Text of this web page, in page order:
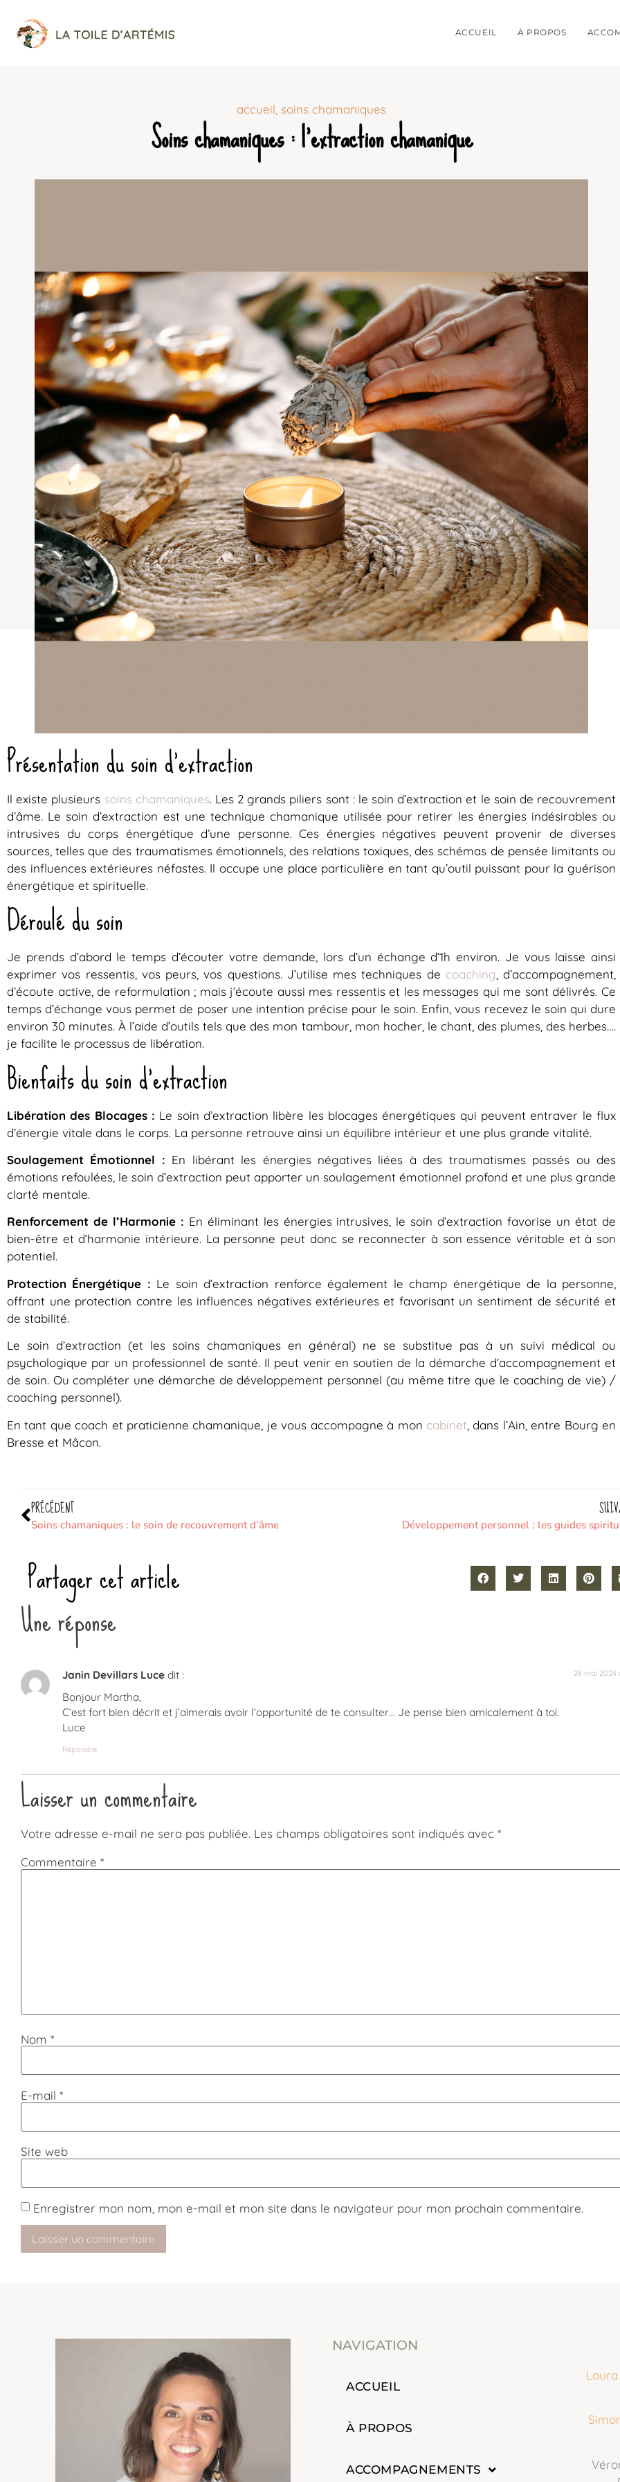
ACCUEIL À PROPOS
accueil soins chamaniques
Soins chamaniques : l’extraction chamanique
Présentation du soin d’extraction
Il existe plusieurs soins chamaniques. Les 2 grands piliers sont : le soin d’extraction et le soin de recouvrement
d’âme. Le soin d’extraction est une technique chamanique utilisée pour retirer les énergies indésirables ou
intrusives du corps énergétique d’une personne. Ces énergies négatives peuvent provenir de diverses
sources, telles que des traumatismes émotionnels, des relations toxiques, des schémas de pensée limitants ou
des influences extérieures néfastes. Il occupe une place particulière en tant qu’outil puissant pour la guérison
énergétique et spirituelle.
Déroulé du soin
Je prends d’abord le temps d’écouter votre demande, lors d’un échange d’1h environ. Je vous laisse ainsi
exprimer vos ressentis, vos peurs, vos questions. J’utilise mes techniques de coaching , d’accompagnement,
d’écoute active, de reformulation ; mais j’écoute aussi mes ressentis et les messages qui me sont délivrés. Ce
temps d’échange vous permet de poser une intention précise pour le soin. Enfin, vous recevez le soin qui dure
environ 30 minutes. À l’aide d’outils tels que des mon tambour, mon hocher, le chant, des plumes, des herbes….
je facilite le processus de libération.
Bienfaits du soin d’extraction
Libération des Blocages : Le soin d’extraction libère les blocages énergétiques qui peuvent entraver le flux
d’énergie vitale dans le corps. La personne retrouve ainsi un équilibre intérieur et une plus grande vitalité.
Soulagement Émotionnel : En libérant les énergies négatives liées à des traumatismes passés ou des
émotions refoulées, le soin d’extraction peut apporter un soulagement émotionnel profond et une plus grande
clarté mentale.
Renforcement de l’Harmonie : En éliminant les énergies intrusives, le soin d’extraction favorise un état de
bien-être et d’harmonie intérieure. La personne peut donc se reconnecter à son essence véritable et à son
potentiel.
Protection Énergétique : Le soin d’extraction renforce également le champ énergétique de la personne,
offrant une protection contre les influences négatives extérieures et favorisant un sentiment de sécurité et
de stabilité.
Le soin d’extraction (et les soins chamaniques en général) ne se substitue pas à un suivi médical ou
psychologique par un professionnel de santé. Il peut venir en soutien de la démarche d’accompagnement et
de soin. Ou compléter une démarche de développement personnel (au même titre que le coaching de vie) /
coaching personnel).
En tant que coach et praticienne chamanique, je vous accompagne à mon cabinet , dans l’Ain, entre Bourg en
Bresse et Mâcon.
PRÉCÉDENT
Soins chamaniques : le soin de recouvrement d’âme Développement personnel : les guides
Partager cet article
Une réponse
Janin Devillars Luce dit : 28 mai 2024
Bonjour Martha,
C’est fort bien décrit et j’aimerais avoir l’opportunité de te consulter… Je pense bien amicalement à toi.
Luce
Répondre
Laisser un commentaire
Votre adresse e-mail ne sera pas publiée. Les champs obligatoires sont indiqués avec *
Commentaire *
Nom *
E-mail *
Site web
Enregistrer mon nom, mon e-mail et mon site dans le navigateur pour mon prochain commentaire.
NAVIGATION
ACCUEIL
À PROPOS
ACCOMPAGNEMENTS